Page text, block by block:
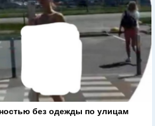
без одежды по улицам